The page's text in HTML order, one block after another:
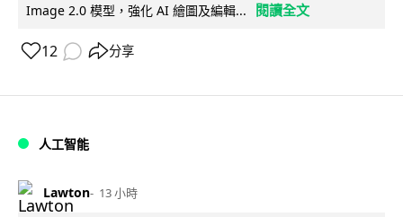
Image 2.0 模型，強化 AI 繪圖及編輯...
閱讀全文
12 分享
人工智能
Lawton 13 小時